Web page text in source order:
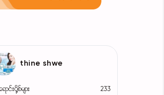
thine shwe
ာင်းပို့စ်များ 233